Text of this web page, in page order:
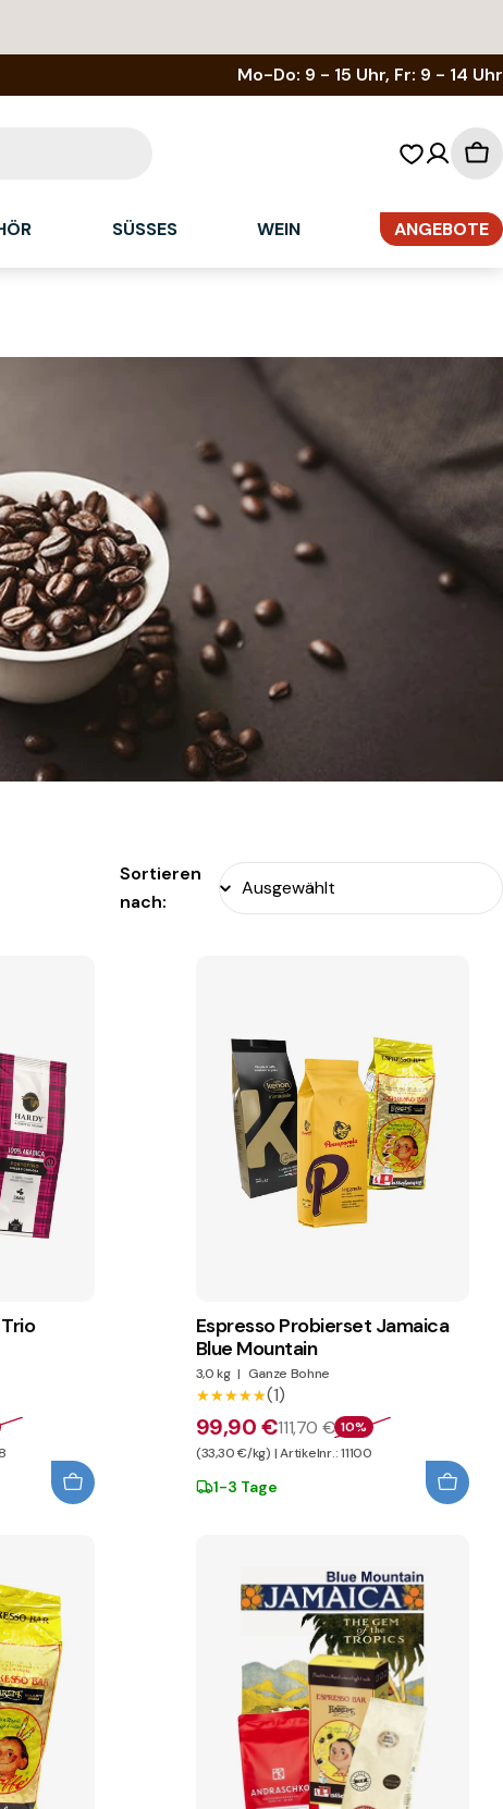
Mo-Do: 9 - 15 Uhr, Fr: 9 - 14 Uhr
SÜSSES WEIN ANGEBOTE
Sortieren
nach:
Espresso Probierset Jamaica
Blue Mountain
3,0 kg | Ganze Bohne
★★★★★
★★★★★(1)
99,90 €111,70 € 10%
(33,30 €/kg) | Artikelnr.: 11100
1-3 Tage